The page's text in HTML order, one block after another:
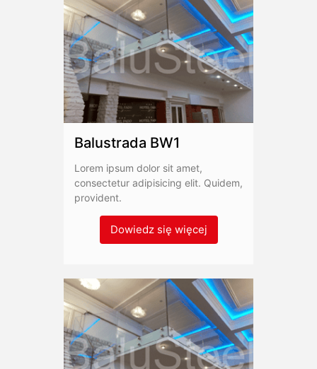
Balustrada BW1
Lorem ipsum dolor sit amet,
consectetur adipisicing elit. Quidem,
provident.
Dowiedz się więcej